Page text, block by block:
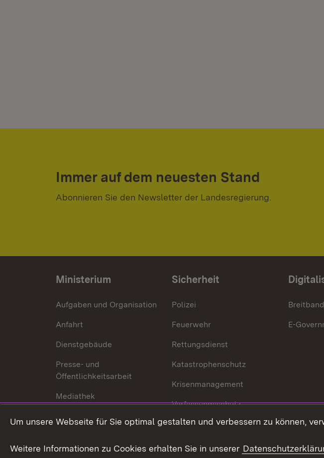
Immer auf dem neuesten Stand
Abonnieren Sie den Newsletter der Landesregierung.
Ministerium
Aufgaben und Organisation
Anfahrt
Dienstgebäude
Presse- und
Öffentlichkeitsarbeit
Mediathek
Publikationen
Sicherheit
Polizei
Feuerwehr
Rettungsdienst
Katastrophenschutz
Krisenmanagement
Verfassungsschutz
Datenschutz
Glücksspielrecht
E-
Um unsere Webseite für Sie optimal gestalten und verbessern zu können,
Weitere Informationen zu Cookies erhalten Sie in unserer